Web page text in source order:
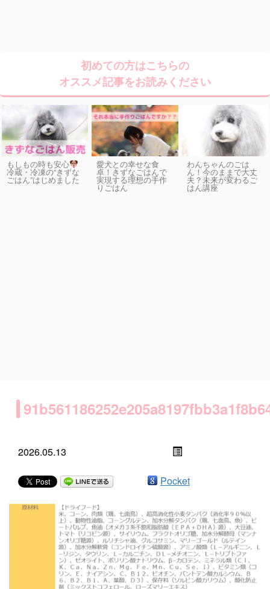
初めての方はこちらの
オススメ記事をお読みください
もしもの時も安心
冷蔵・冷凍の“きずな
ごはん”はじめました
愛犬との幸せな食
卓！きずなごはんで
実現する理想の手作
りごはん
わんちゃんのごは
ん！今のままで大丈
夫？未来が変わるご
はん講座
2026.05.13
Pocket